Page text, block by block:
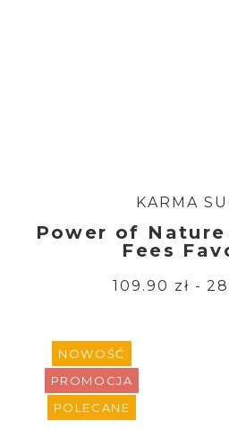
KARMA
Power of
Fees
109.90 zł -
NOWOŚĆ
PROMOCJA
POLECANE